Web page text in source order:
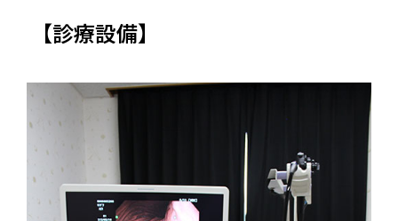
【診療設備】